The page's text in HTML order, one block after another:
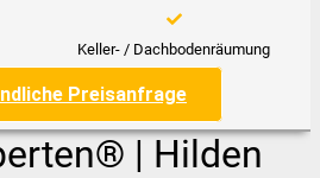
Keller- / Dachbodenräumung
Preisanfrage
| Hilden